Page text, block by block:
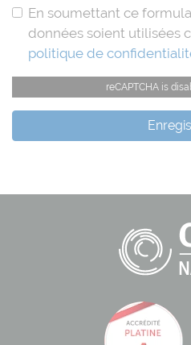
En soumettant ce
données soient utilisées
politique de
reCAPTCHA is